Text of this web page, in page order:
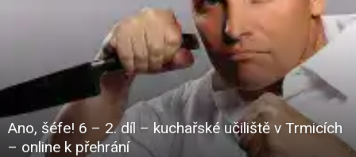
Ano, šéfe! 6 – 2. díl – kuchařské učiliště v Trmicích
– online k přehrání